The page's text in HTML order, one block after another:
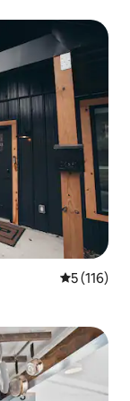
5 (116)